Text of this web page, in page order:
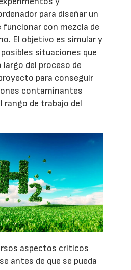
para diseñar un
funcionar con mezcla de
El objetivo es simular y
situaciones que
del proceso de
para conseguir
contaminantes
rango de trabajo del
aspectos críticos
antes de que se pueda